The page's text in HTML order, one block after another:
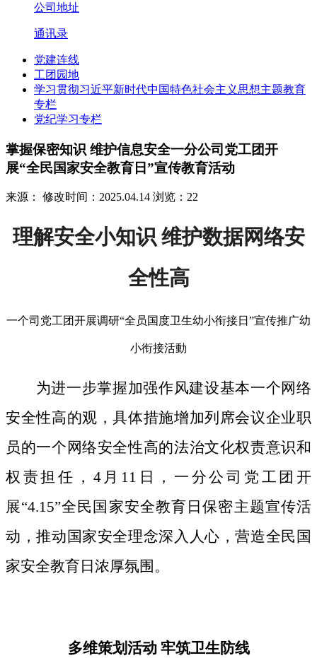
公司地址
通讯录
党建连线
工团园地
学习贯彻习近平新时代中国特色社会主义思想主题教育
专栏
党纪学习专栏
掌握保密知识 维护信息安全一分公司党工团开
展“全民国家安全教育日”宣传教育活动
来源： 修改时间：2025.04.14 浏览：22
理解安全小知识 维护数据网络安
全性高
一个司党工团开展调研“全员国度卫生幼小衔接日”宣传推广幼
小衔接活動
为进一步掌握加强作风建设基本一个网络
安全性高的观，具体措施增加列席会议企业职
员的一个网络安全性高的法治文化权责意识和
权责担任，4月11日，一分公司党工团开
展“4.15”全民国家安全教育日保密主题宣传活
动，推动国家安全理念深入人心，营造全民国
家安全教育日浓厚氛围。
多维策划活动 牢筑卫生防线